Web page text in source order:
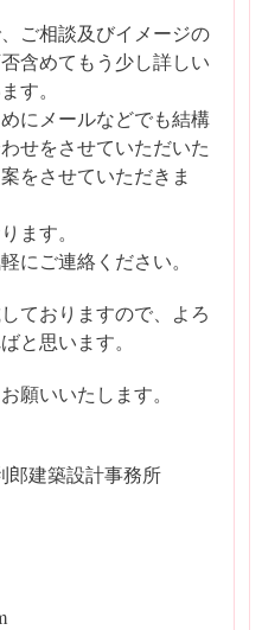
ご相談及びイメージの
含めてもう少し詳しい
す。
にメールなどでも結構
せをさせていただいた
をさせていただきま
ます。
にご連絡ください。
ておりますので、よろ
と思います。
願いいたします。
建築設計事務所